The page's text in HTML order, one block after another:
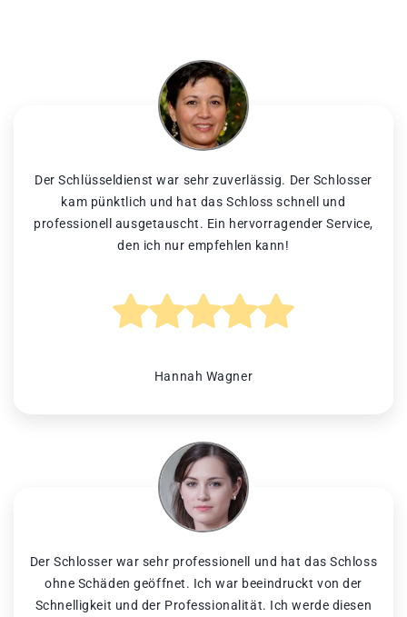
Der Schlüsseldienst war sehr zuverlässig. Der Schlosser
kam pünktlich und hat das Schloss schnell und
professionell ausgetauscht. Ein hervorragender Service,
den ich nur empfehlen kann!
Hannah Wagner
Der Schlosser war sehr professionell und hat das Schloss
ohne Schäden geöffnet. Ich war beeindruckt von der
Schnelligkeit und der Professionalität. Ich werde diesen